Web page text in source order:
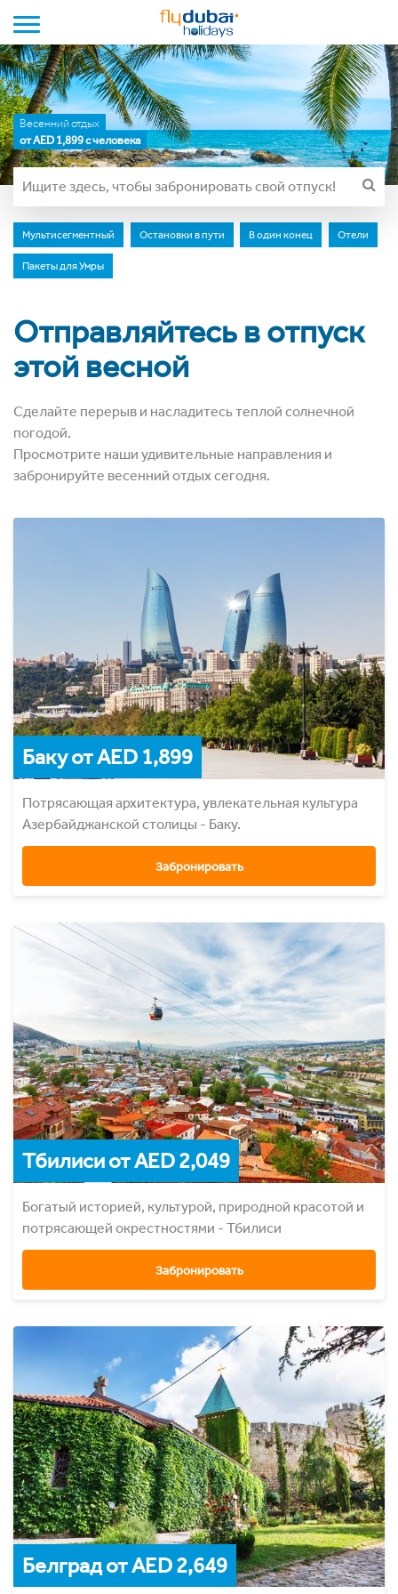
Весенний отдых
от AED 1,899 с человека
Мультисегментный Остановки в пути В один конец Отели
Пакеты для Умры
Отправляйтесь в отпуск
этой весной
Сделайте перерыв и насладитесь теплой солнечной
погодой.
Просмотрите наши удивительные направления и
забронируйте весенний отдых сегодня.
Баку от AED 1,899
Потрясающая архитектура, увлекательная культура
Азербайджанcкой столицы - Баку.
Забронировать
Тбилиси от AED 2,049
Богатый историей, культурой, природной красотой и
потрясающей окрестностями - Тбилиси
Забронировать
Белград от AED 2,649